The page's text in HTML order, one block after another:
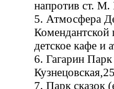
напротив ст. М.
5. Атмосфера
Комендантской
детское кафе и
6. Гагарин
Кузнецовская,25
7. Парк сказок